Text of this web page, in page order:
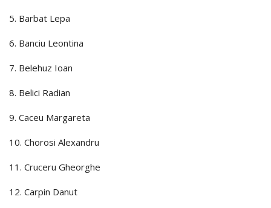
5. Barbat Lepa
6. Banciu Leontina
7. Belehuz Ioan
8. Belici Radian
9. Caceu Margareta
10. Chorosi Alexandru
11. Cruceru Gheorghe
12. Carpin Danut